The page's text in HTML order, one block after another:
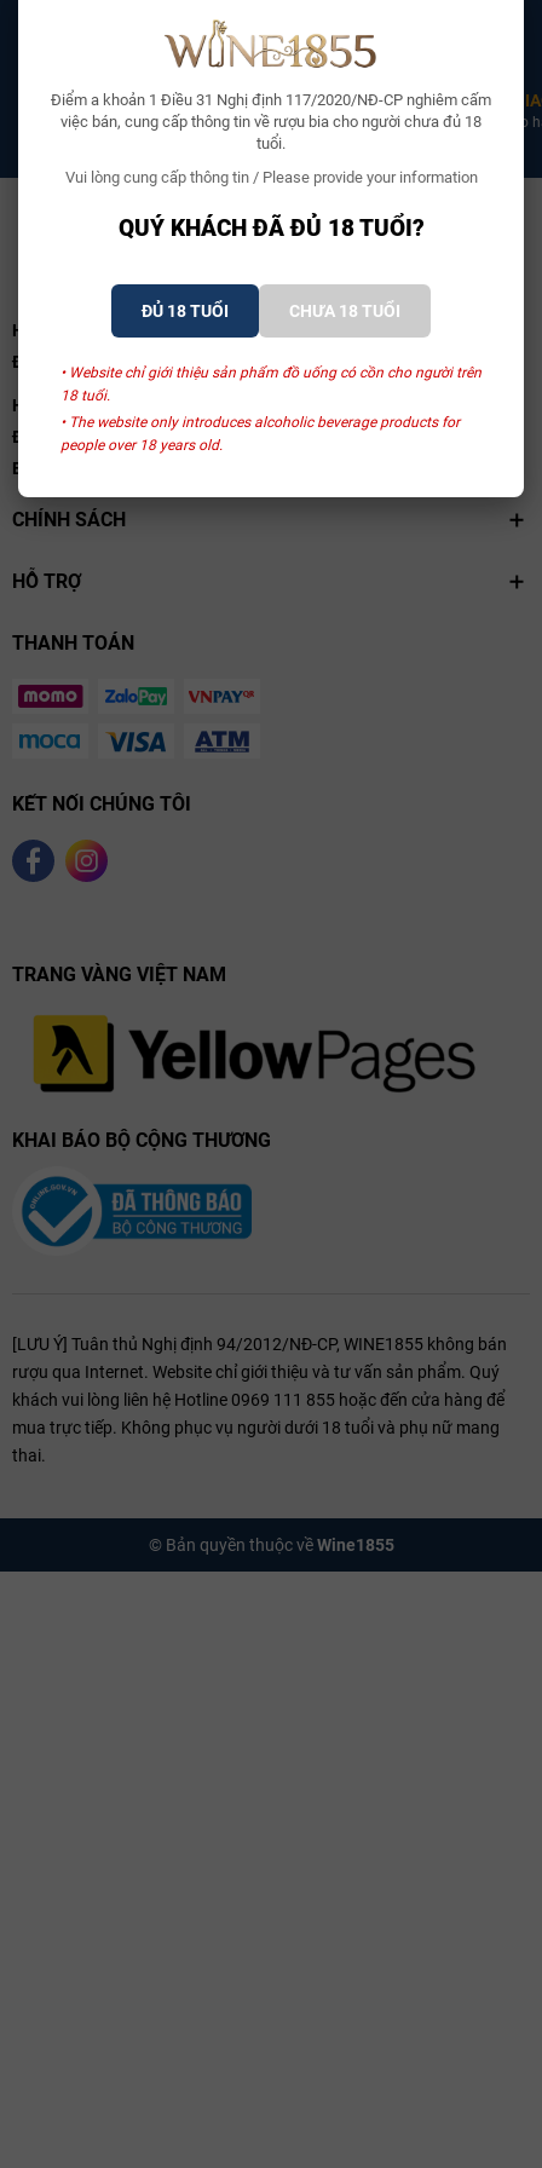
Điểm a khoản 1 Điều 31 Nghị định 117/2020/NĐ-CP nghiêm cấm
việc bán, cung cấp thông tin về rượu bia cho người chưa đủ 18
tuổi.
Vui lòng cung cấp thông tin / Please provide your information
QUÝ KHÁCH ĐÃ ĐỦ 18 TUỔI?
ĐỦ 18 TUỔI CHƯA 18 TUỔI
• Website chỉ giới thiệu sản phẩm đồ uống có cồn cho người trên
18 tuổi.
• The website only introduces alcoholic beverage products for
people over 18 years old.
CHỨNG NHẬN CO CQ
100% sản phẩm có chứng nhận
ĐẠI LÝ ĐỘC QUYỀN
Liên hệ 0969 111 855 để được
Giao
Hà Nội:
Số 113B/25 Phố Vũ Ngọc Phan, Phường Láng, TP.Hà Nội
Điện thoại:
0969 111 855
HCM:
Số 57 Nguyễn Văn Thủ, Phường Tân Định, TP.HCM
Điện thoại: 0969111855
Email:
CHÍNH SÁCH
HỖ TRỢ
THANH TOÁN
KẾT NỐI CHÚNG TÔI
TRANG VÀNG VIỆT NAM
KHAI BÁO BỘ CỘNG THƯƠNG
[LƯU Ý] Tuân thủ Nghị định 94/2012/NĐ-CP, WINE1855 không bán
rượu qua Internet. Website chỉ giới thiệu và tư vấn sản phẩm. Quý
khách vui lòng liên hệ Hotline 0969 111 855 hoặc đến cửa hàng để
mua trực tiếp. Không phục vụ người dưới 18 tuổi và phụ nữ mang
thai.
© Bản quyền thuộc vềWine1855